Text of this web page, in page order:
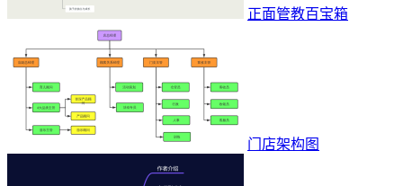
正面管教百宝箱
门店架构图